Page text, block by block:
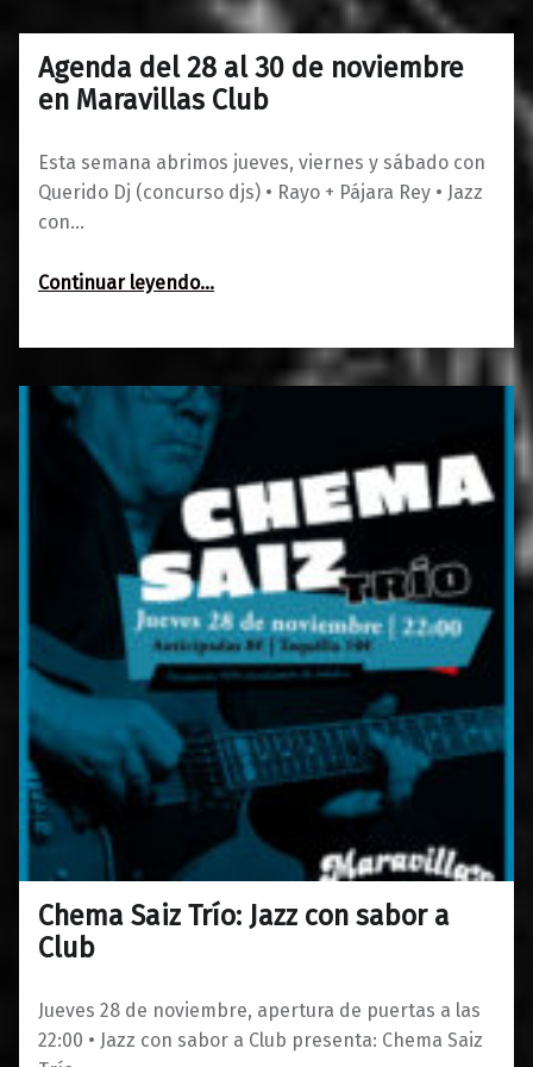
Agenda del 28 al 30 de noviembre
en Maravillas Club
Esta semana abrimos jueves, viernes y sábado con
Querido Dj (concurso djs) • Rayo + Pájara Rey • Jazz
con…
Continuar leyendo“Agenda del 28 al 30 de noviembre en Maravillas Club”
…
26/11/20190
Maravillas
Chema Saiz Trío: Jazz con sabor a
Club
Jueves 28 de noviembre, apertura de puertas a las
22:00 • Jazz con sabor a Club presenta: Chema Saiz
04/11/2019
0Maravillas